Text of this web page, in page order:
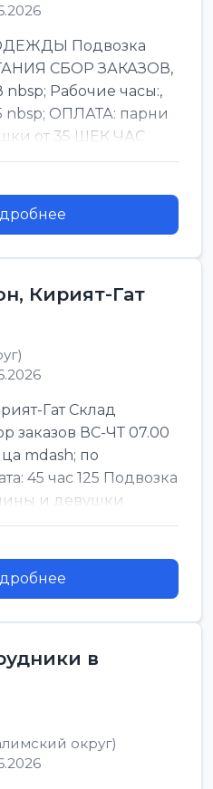
Подвозка
СБОР ЗАКАЗОВ,
Рабочие часы:,
nbsp; ОПЛАТА: парни
от 35 ШЕК ЧАС
Кирият-Гат
Гат Склад
заказов ВС-ЧТ 07.00
mdash; по
45 час 125 Подвозка
и девушки
в
округ)